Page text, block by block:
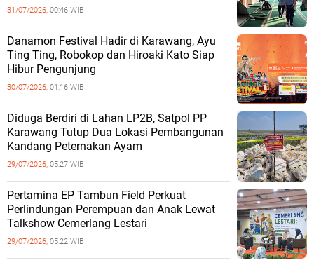
31/07/2026, 00:46 WIB
Danamon Festival Hadir di Karawang, Ayu
Ting Ting, Robokop dan Hiroaki Kato Siap
Hibur Pengunjung
30/07/2026, 01:16 WIB
Diduga Berdiri di Lahan LP2B, Satpol PP
Karawang Tutup Dua Lokasi Pembangunan
Kandang Peternakan Ayam
29/07/2026, 05:27 WIB
Pertamina EP Tambun Field Perkuat
Perlindungan Perempuan dan Anak Lewat
Talkshow Cemerlang Lestari
29/07/2026, 05:22 WIB